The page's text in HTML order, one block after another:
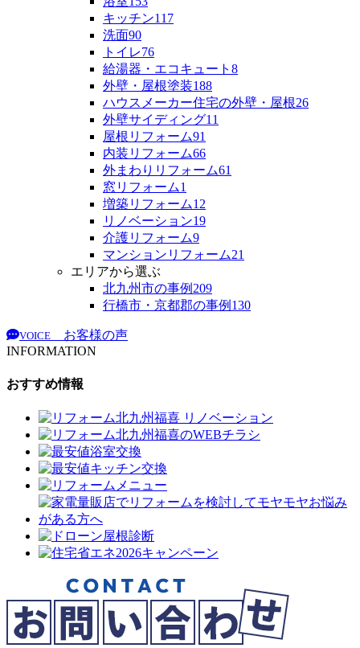
キッチン117
洗面90
トイレ76
給湯器・エコキュート 8
外壁・屋根塗装188
ハウスメーカー住宅の外壁・屋根26
外壁サイディング11
屋根リフォーム91
内装リフォーム66
外まわりリフォーム61
窓リフォーム1
増築リフォーム12
リノベーション19
介護リフォーム9
マンションリフォーム21
エリアから選ぶ
北九州市の事例209
行橋市・京都郡の事例 130
VOICE
お客様の声
INFORMATION
おすすめ情報